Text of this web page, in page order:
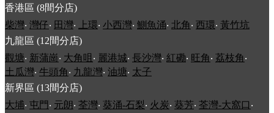
香港區 (8間分店)
柴灣‧ 灣仔‧ 田灣‧ 上環‧ 小西灣‧ 鰂魚涌‧ 北角 ‧ 西環‧ 黃竹坑
九龍區 (12間分店)
觀塘‧ 新蒲崗‧ 大角咀 ‧ 麗港城‧ 長沙灣‧ 紅磡‧ 旺角 ‧ 荔枝角 ‧
土瓜灣‧ 牛頭角 ‧ 九龍灣‧ 油塘‧ 太子
新界區 (13間分店)
大埔‧ 屯門 ‧ 元朗 ‧ 荃灣‧ 葵涌-石梨‧ 火炭‧ 葵芳‧ 荃灣-大窩口 ‧